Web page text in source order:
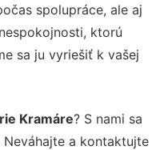
spolupráce, ale aj
ktorú
sa ju vyriešiť k vašej
Kramáre? S nami sa
a kontaktujte